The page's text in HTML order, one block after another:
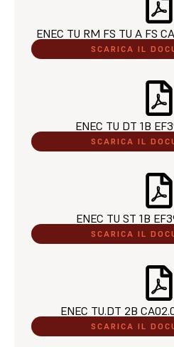
ENEC TU RM FS TU A FS
SCARICA IL
ENEC TU DT 1B
SCARICA IL
ENEC TU ST 1B
SCARICA IL
ENEC TU.DT 2B
SCARICA IL